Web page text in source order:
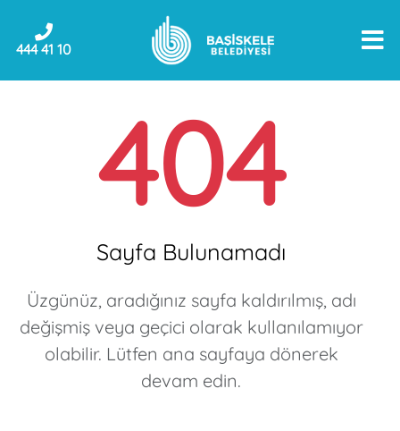
444 41 10
404
Sayfa Bulunamadı
Üzgünüz, aradığınız sayfa kaldırılmış, adı
değişmiş veya geçici olarak kullanılamıyor
olabilir. Lütfen ana sayfaya dönerek
devam edin.